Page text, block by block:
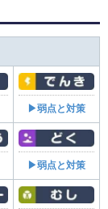
▶弱点と対策
▶弱点と対策